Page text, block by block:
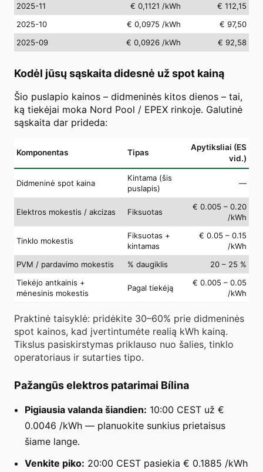
2025-11
€ 0,1121 /kWh
€ 112,15
2025-10
€ 0,0975 /kWh
€ 97,50
2025-09
€ 0,0926 /kWh € 92,58
Kodėl jūsų sąskaita didesnė už spot kainą
Šio puslapio kainos – didmeninės kitos dienos – tai,
ką tiekėjai moka Nord Pool / EPEX rinkoje. Galutinė
sąskaita dar prideda:
Komponentas Tipas
Apytiksliai (ES
vid.)
Didmeninė spot kaina
Kintama (šis
puslapis)
—
Elektros mokestis / akcizas Fiksuotas
€ 0.005 – 0.20
/kWh
Tinklo mokestis
Fiksuotas +
kintamas
€ 0.05 – 0.15
/kWh
PVM / pardavimo mokestis
% daugiklis
20 – 25 %
Tiekėjo antkainis +
mėnesinis mokestis
Pagal tiekėją
€ 0.005 – 0.05
/kWh
Praktinė taisyklė: pridėkite 30–60% prie didmeninės
spot kainos, kad įvertintumėte realią kWh kainą.
Tikslus pasiskirstymas priklauso nuo šalies, tinklo
operatoriaus ir sutarties tipo.
Pažangūs elektros patarimai Bílina
Pigiausia valanda šiandien: 10:00 CEST už €
0.0046 /kWh — planuokite sunkius prietaisus
šiame lange.
Venkite piko: 20:00 CEST pasiekia € 0.1885 /kWh